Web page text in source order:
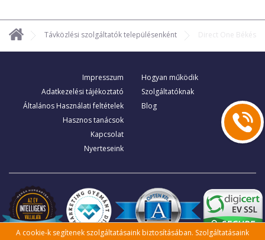
Távközlési szolgáltatók településenként Direct One Békés
Impresszum
Adatkezelési tájékoztató
Általános Használati feltételek
Hasznos tanácsok
Kapcsolat
Nyerteseink
Hogyan működik
Szolgáltatóknak
Blog
A cookie-k segítenek szolgáltatásaink biztosításában. Szolgáltatásaink